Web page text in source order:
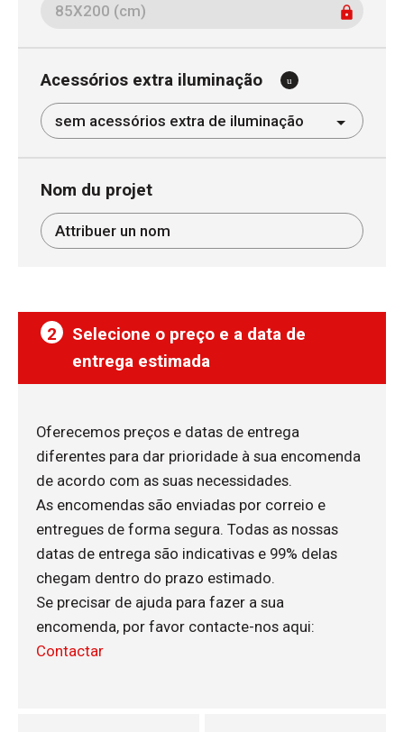
Acessórios extra iluminação
Nom du projet
2
Selecione o preço e a data de
entrega estimada
Oferecemos preços e datas de entrega
diferentes para dar prioridade à sua encomenda
de acordo com as suas necessidades.
As encomendas são enviadas por correio e
entregues de forma segura. Todas as nossas
datas de entrega são indicativas e 99% delas
chegam dentro do prazo estimado.
Se precisar de ajuda para fazer a sua
encomenda, por favor contacte-nos aqui:
Contactar